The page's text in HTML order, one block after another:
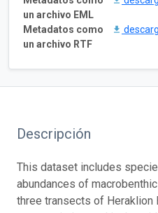
un archivo EML
Metadatos como
un archivo RTF
Descripción
This dataset includes
abundances of
three transects of Heraklion